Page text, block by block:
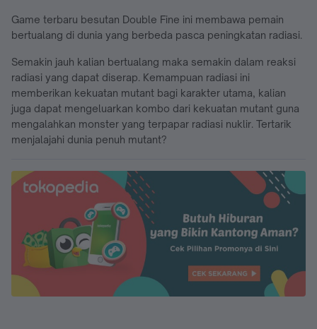
Game terbaru besutan Double Fine ini membawa pemain
bertualang di dunia yang berbeda pasca peningkatan radiasi.
Semakin jauh kalian bertualang maka semakin dalam reaksi
radiasi yang dapat diserap. Kemampuan radiasi ini
memberikan kekuatan mutant bagi karakter utama, kalian
juga dapat mengeluarkan kombo dari kekuatan mutant guna
mengalahkan monster yang terpapar radiasi nuklir. Tertarik
menjalajahi dunia penuh mutant?